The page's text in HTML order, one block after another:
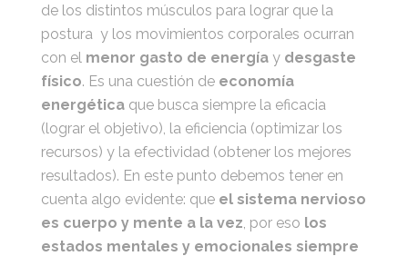
de los distintos músculos para lograr que la
postura y los movimientos corporales ocurran
con el menor gasto de energía y desgaste
físico. Es una cuestión de economía
energética que busca siempre la eficacia
(lograr el objetivo), la eficiencia (optimizar los
recursos) y la efectividad (obtener los mejores
resultados). En este punto debemos tener en
cuenta algo evidente: que el sistema nervioso
es cuerpo y mente a la vez , por eso los
estados mentales y emocionales siempre